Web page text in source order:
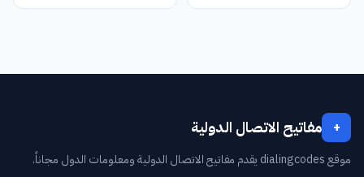
+ مفاتيح الاتصال الدولية
موقع dialingcodes يقدم مفاتيح الاتصال الدولية ومعلومات الدول مجاناً.